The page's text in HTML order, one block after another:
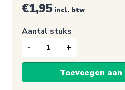
€1,95 incl. btw
Signalisatie
sticker,
Toegang
Aantal stuks
Toevoegen